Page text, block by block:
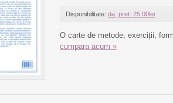
Disponibilitate: da, pret: 25.00lei
O carte de metode, exerciții,
cumpara acum »